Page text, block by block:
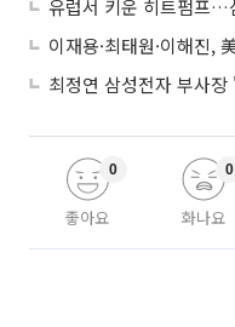
좋아요
0
화나요
0